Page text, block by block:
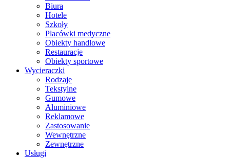
Biura
Hotele
Szkoły
Placówki medyczne
Obiekty handlowe
Restauracje
Obiekty sportowe
Wycieraczki
Rodzaje
Tekstylne
Gumowe
Aluminiowe
Reklamowe
Zastosowanie
Wewnętrzne
Zewnętrzne
Usługi